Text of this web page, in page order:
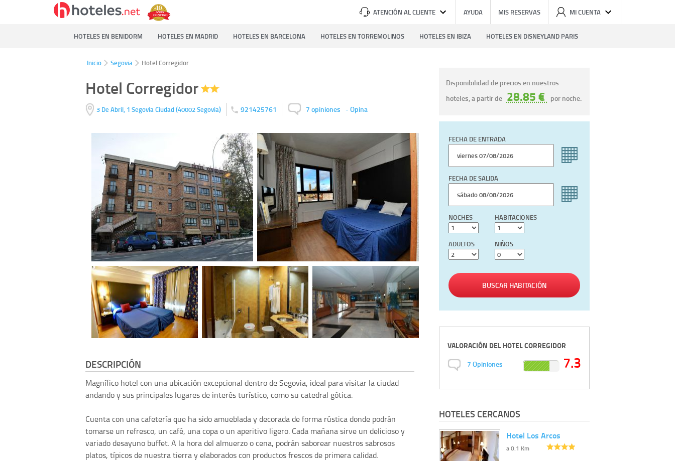
ATENCIÓN AL CLIENTE AYUDA MIS RESERVAS MI CUENTA
HOTELES EN BENIDORM HOTELES EN MADRID HOTELES EN BARCELONA HOTELES EN TORREMOLINOS HOTELES EN IBIZA HOTELES EN DISNEYLAND PARIS
Inicio Segovia Hotel Corregidor
Hotel Corregidor
3 De Abril, 1 Segovia Ciudad(40002Segovia) 921425761 7 opiniones -Opina
DESCRIPCIÓN
Magnífico hotel con una ubicación excepcional dentro de Segovia, ideal para visitar la ciudad
andando y sus principales lugares de interés turístico, como su catedral gótica.
Cuenta con una cafetería que ha sido amueblada y decorada de forma rústica donde podrán
tomarse un refresco, un café, una copa o un aperitivo ligero. Cada mañana sirve un delicioso y
variado desayuno buffet. A la hora del almuerzo o cena, podrán saborear nuestros sabrosos
platos, típicos de nuestra tierra y elaborados con productos frescos de primera calidad.
Disponibilidad de precios en nuestros
hoteles, a partir de 28.85 € por noche.
FECHA DE ENTRADA
FECHA DE SALIDA
NOCHES HABITACIONES
ADULTOS NIÑOS
BUSCAR HABITACIÓN
VALORACIÓN DELHOTEL CORREGIDOR
7Opiniones 7.3
HOTELES CERCANOS
Hotel Los Arcos
a 0.1 Km